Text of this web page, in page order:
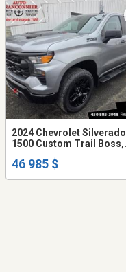
2024 Chevrolet Silverado
1500 Custom Trail Boss,
DISTANCE
46 985 $